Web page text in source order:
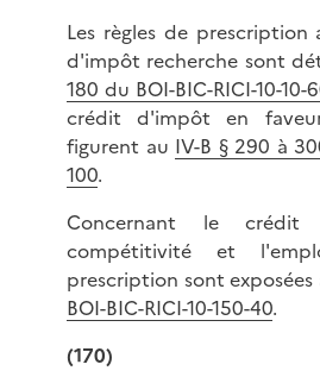
Les règles de
d'impôt recherche sont
180 du BOI-BIC-RICI-10-10-
crédit d'impôt en
figurent au IV-B § 290 à
100.
Concernant le
compétitivité et
prescription sont exposées
BOI-BIC-RICI-10-150-40.
(170)